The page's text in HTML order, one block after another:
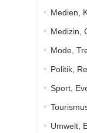
Medien,
Medizin,
Mode,
Politik,
Sport,
Umwelt,